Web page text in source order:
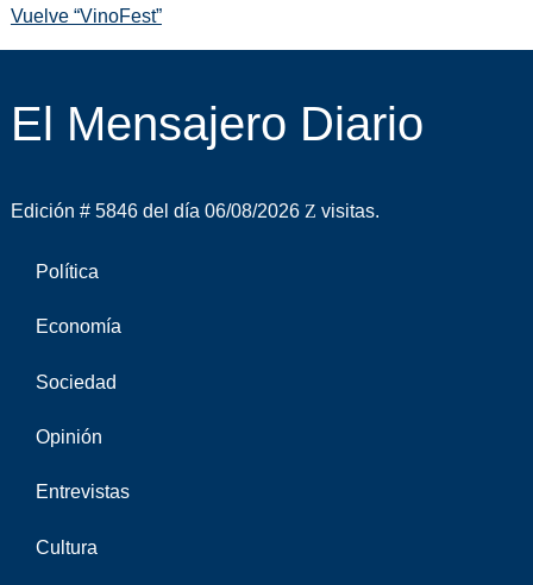
Vuelve “VinoFest”
El Mensajero Diario
Edición # 5846 del día 06/08/2026 visitas.
Política
Economía
Sociedad
Opinión
Entrevistas
Cultura